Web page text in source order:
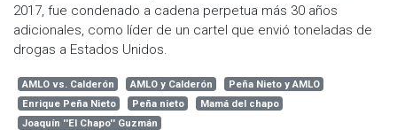
2017, fue condenado a cadena perpetua más 30 años
adicionales, como líder de un cartel que envió toneladas de
drogas a Estados Unidos.
AMLO vs. Calderón AMLO y Calderón
Peña Nieto y AMLO
Enrique Peña Nieto
Peña nieto
Mamá del chapo
Joaquín ''El Chapo'' Guzmán